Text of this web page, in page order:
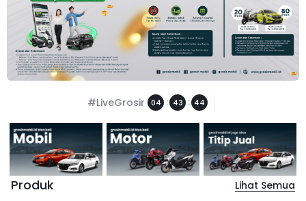
#LiveGrosir 04 : 43 : 44
Produk Lihat Semua